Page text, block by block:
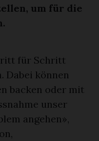
um für die
für Schritt
Dabei können
backen oder mit
unser
angehen»,